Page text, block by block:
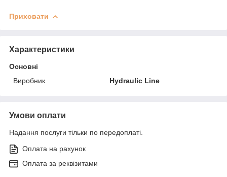
Приховати
Характеристики
Основні
Виробник
Hydraulic Line
Умови оплати
Надання послуги тільки по передоплаті.
Оплата на рахунок
Оплата за реквізитами